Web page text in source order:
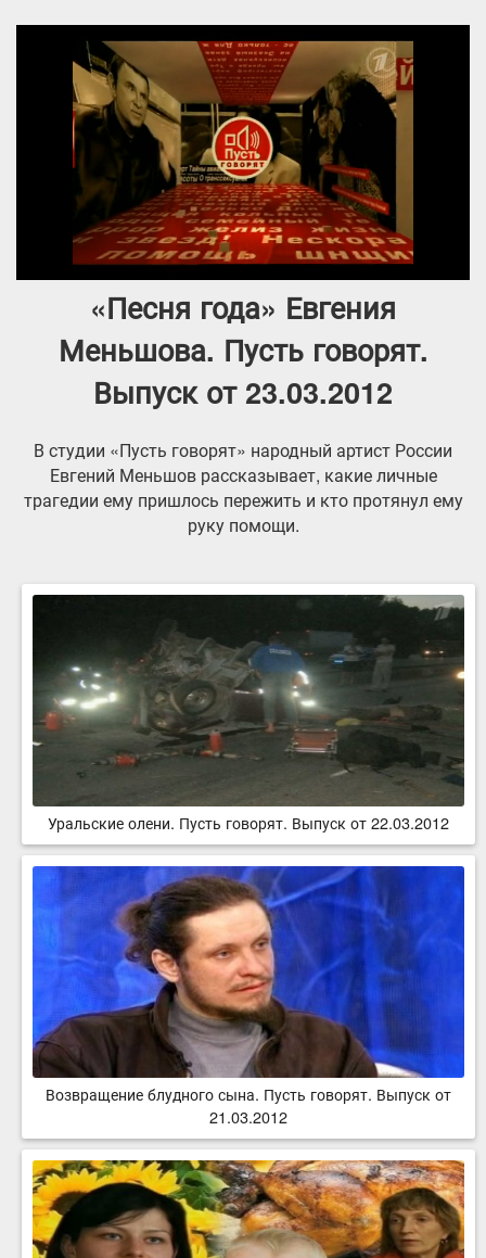
«Песня года» Евгения
Меньшова. Пусть говорят.
Выпуск от 23.03.2012
В студии «Пусть говорят» народный артист России
Евгений Меньшов рассказывает, какие личные
трагедии ему пришлось пережить и кто протянул ему
руку помощи.
Уральские олени. Пусть говорят. Выпуск от 22.03.2012
Возвращение блудного сына. Пусть говорят. Выпуск от
21.03.2012